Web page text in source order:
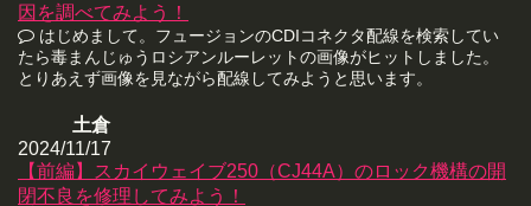
因を調べてみよう！
はじめまして。フュージョンのCDIコネクタ配線を検索してい
たら毒まんじゅうロシアンルーレットの画像がヒットしました。
とりあえず画像を見ながら配線してみようと思います。
土倉
2024/11/17
【前編】スカイウェイブ250（CJ44A）のロック機構の開
閉不良を修理してみよう！